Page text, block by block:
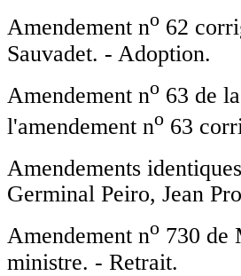
Amendement no 62
Sauvadet. - Adoption.
Amendement no 63 de
l'amendement no 63
Amendements
Germinal Peiro, Jean
Amendement no 730 de
ministre. - Retrait.